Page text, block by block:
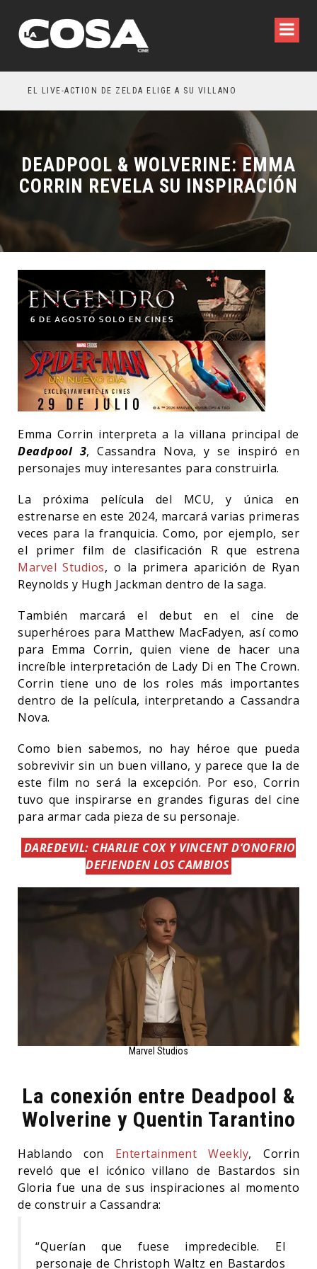
EL LIVE-ACTION DE ZELDA ELIGE A SU VILLANO
DEADPOOL & WOLVERINE: EMMA
CORRIN REVELA SU INSPIRACIÓN
Emma Corrin interpreta a la villana principal de
Deadpool 3, Cassandra Nova, y se inspiró en
personajes muy interesantes para construirla.
La próxima película del MCU, y única en
estrenarse en este 2024, marcará varias primeras
veces para la franquicia. Como, por ejemplo, ser
el primer film de clasificación R que estrena
Marvel Studios, o la primera aparición de Ryan
Reynolds y Hugh Jackman dentro de la saga.
También marcará el debut en el cine de
superhéroes para Matthew MacFadyen, así como
para Emma Corrin, quien viene de hacer una
increíble interpretación de Lady Di en The Crown.
Corrin tiene uno de los roles más importantes
dentro de la película, interpretando a Cassandra
Nova.
Como bien sabemos, no hay héroe que pueda
sobrevivir sin un buen villano, y parece que la de
este film no será la excepción. Por eso, Corrin
tuvo que inspirarse en grandes figuras del cine
para armar cada pieza de su personaje.
DAREDEVIL: CHARLIE COX Y VINCENT D’ONOFRIO
DEFIENDEN LOS CAMBIOS
Marvel Studios
La conexión entre Deadpool &
Wolverine y Quentin Tarantino
Hablando con Entertainment Weekly, Corrin
reveló que el icónico villano de Bastardos sin
Gloria fue una de sus inspiraciones al momento
de construir a Cassandra:
“Querían que fuese impredecible. El
personaje de Christoph Waltz en Bastardos